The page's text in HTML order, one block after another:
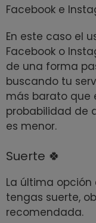
Facebook e
En este caso el
Facebook o
de una forma
buscando tu
más barato que
probabilidad de
es menor.
Suerte 🍀
La última opción
tengas suerte,
recomendada.